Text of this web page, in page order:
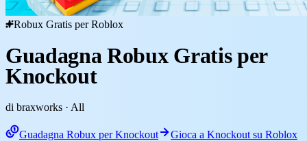
Robux Gratis per Roblox
Guadagna Robux Gratis per
Knockout
di braxworks · All
Guadagna Robux per Knockout Gioca a Knockout su Roblox